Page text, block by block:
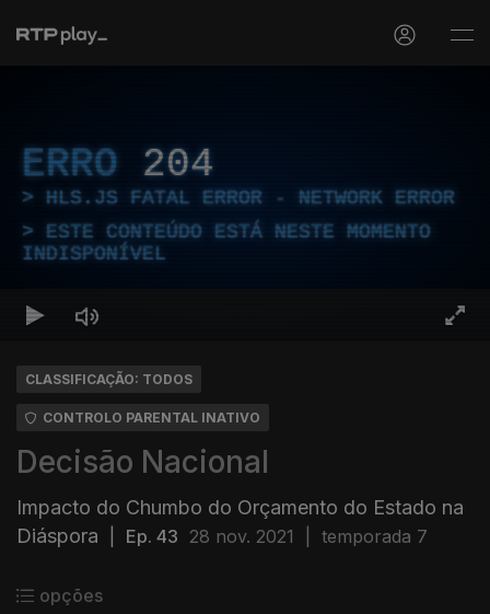
ERRO 204
HLS.JS FATAL ERROR - NETWORK ERROR
ESTE CONTEÚDO ESTÁ NESTE MOMENTO
INDISPONÍVEL
CLASSIFICAÇÃO: TODOS
CONTROLO PARENTAL INATIVO
Decisão Nacional
Impacto do Chumbo do Orçamento do Estado na
Diáspora
Ep. 43 28 nov. 2021 temporada 7
opções